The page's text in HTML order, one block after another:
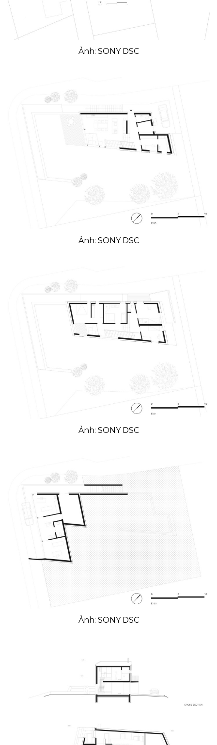
Ảnh: SONY DSC
Ảnh: SONY DSC
Ảnh: SONY DSC
Ảnh: SONY DSC